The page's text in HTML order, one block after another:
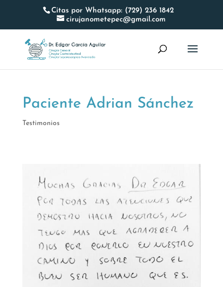
Citas por Whatsapp: (729) 236 1842
cirujanometepec@gmail.com
Paciente Adrian Sánchez
Testimonios